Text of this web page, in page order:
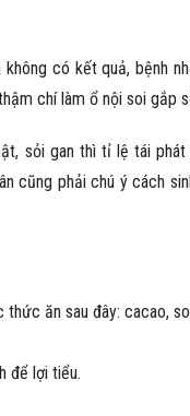
có kết quả, bệnh
chí làm ổ nội soi gắp
sỏi gan thì tỉ lệ tái
cũng phải chú ý cách
ăn sau đây: cacao,
để lợi tiểu.